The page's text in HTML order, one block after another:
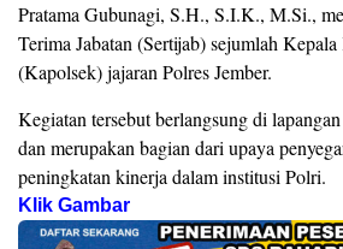
Pratama Gubunagi, S.H., S.I.K., M.Si.,
Terima Jabatan (Sertijab) sejumlah
(Kapolsek) jajaran Polres Jember.
Kegiatan tersebut berlangsung di
dan merupakan bagian dari upaya
peningkatan kinerja dalam institusi Polri.
Klik Gambar